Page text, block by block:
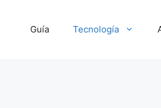
Guía Tecnología